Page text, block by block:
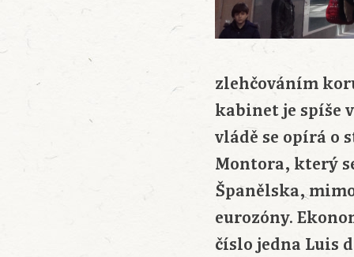
zlehčováním
kabinet je spíše
vládě se opírá o
Montora, který
Španělska,
eurozóny.
číslo jedna Luis